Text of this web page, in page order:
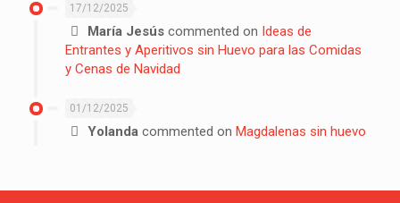
17/12/2025
María Jesús commented on Ideas de
Entrantes y Aperitivos sin Huevo para las Comidas
y Cenas de Navidad
01/12/2025
Yolanda commented on Magdalenas sin huevo